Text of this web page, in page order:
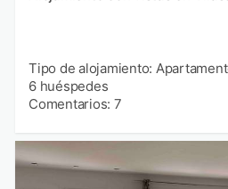
Tipo de alojamiento:
6 huéspedes
Comentarios: 7